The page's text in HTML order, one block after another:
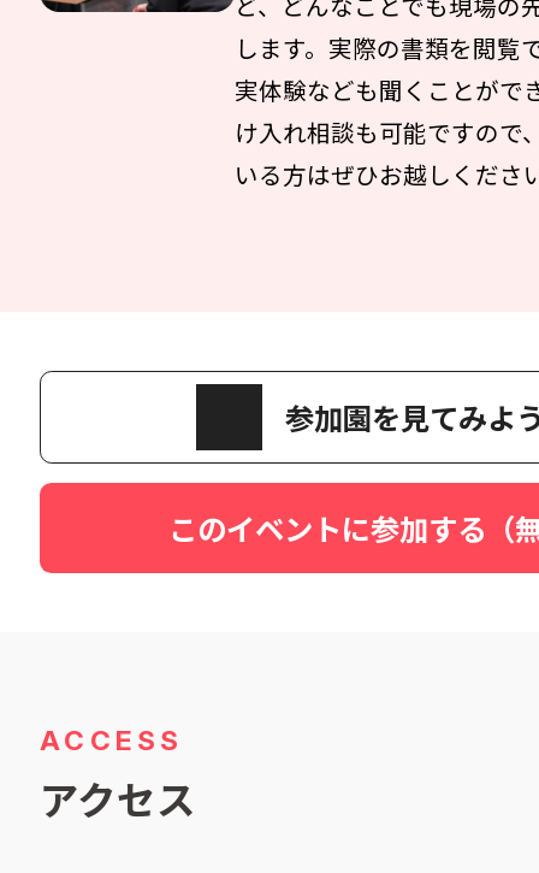
します。実際の書類を閲覧
実体験なども聞くことがで
け入れ相談も可能ですので
いる方はぜひお越しくださ
参加園を見てみよ
このイベントに参加する（
ACCESS
アクセス